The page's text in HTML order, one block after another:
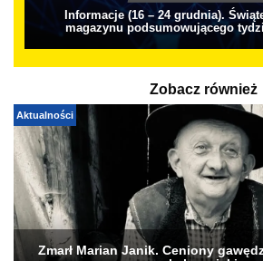
Informacje (16 – 24 grudnia).
magazynu podsumowującego
Zobacz również
Aktualności
Zmarł Marian Janik. Ceniony